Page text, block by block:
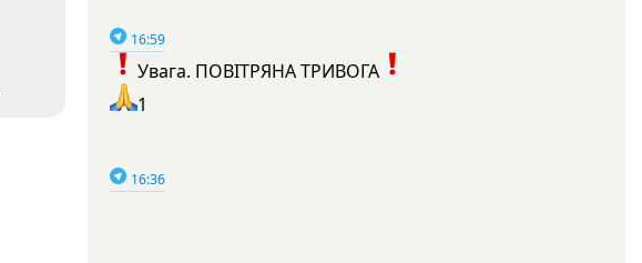
16:59
Увага. ПОВІТРЯНА ТРИВОГА
1
16:36